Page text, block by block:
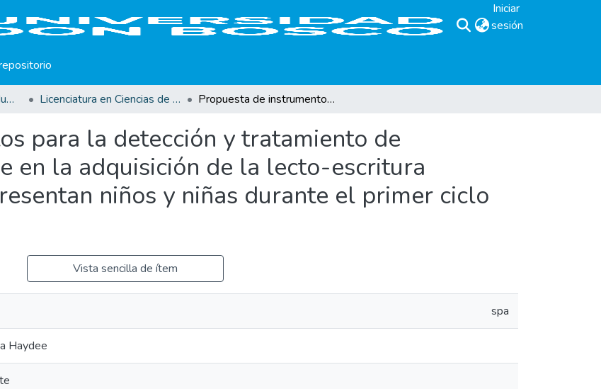
Iniciar
sesión
Facultad de Ciencias y Humanidades Licenciatura en Ciencias de la Educación Opción Parvularia Propuesta de instrumentos para la detección y tratamiento de problemas de aprendizaje en la adquisición de la lecto-escritura (dislexia y dislalia) que presentan niños y niñas durante el primer ciclo de educación básica.
para la detección y tratamiento de
en la adquisición de la lecto-escritura
niños y niñas durante el primer ciclo
Vista sencilla de ítem
spa
Haydee